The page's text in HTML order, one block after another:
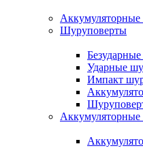
Аккумуляторные
Шуруповерты
Ударные
Импакт